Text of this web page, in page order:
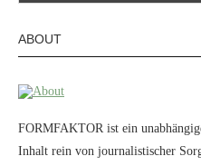
ABOUT
FORMFAKTOR ist ein
Inhalt rein von journalistischer